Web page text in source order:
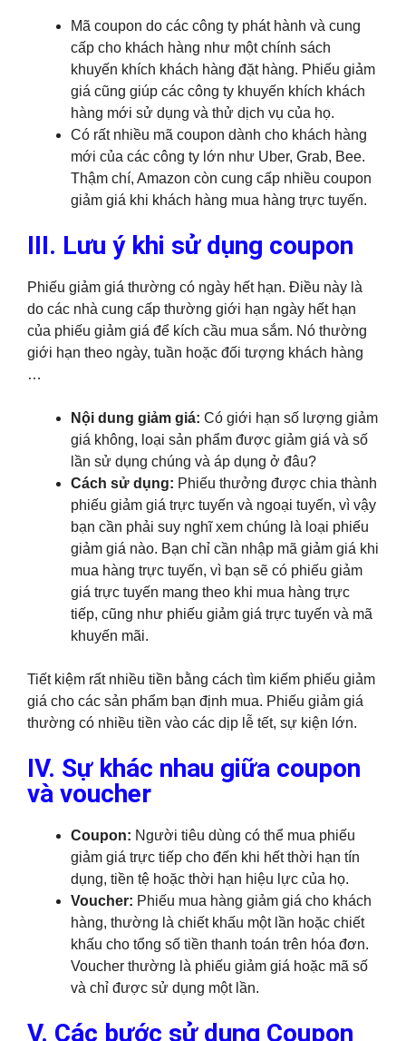
Mã coupon do các công ty phát hành và cung
cấp cho khách hàng như một chính sách
khuyến khích khách hàng đặt hàng. Phiếu giảm
giá cũng giúp các công ty khuyến khích khách
hàng mới sử dụng và thử dịch vụ của họ.
Có rất nhiều mã coupon dành cho khách hàng
mới của các công ty lớn như Uber, Grab, Bee.
Thậm chí, Amazon còn cung cấp nhiều coupon
giảm giá khi khách hàng mua hàng trực tuyến.
III. Lưu ý khi sử dụng coupon
Phiếu giảm giá thường có ngày hết hạn. Điều này là
do các nhà cung cấp thường giới hạn ngày hết hạn
của phiếu giảm giá để kích cầu mua sắm. Nó thường
giới hạn theo ngày, tuần hoặc đối tượng khách hàng
…
Nội dung giảm giá: Có giới hạn số lượng giảm
giá không, loại sản phẩm được giảm giá và số
lần sử dụng chúng và áp dụng ở đâu?
Cách sử dụng: Phiếu thưởng được chia thành
phiếu giảm giá trực tuyến và ngoại tuyến, vì vậy
bạn cần phải suy nghĩ xem chúng là loại phiếu
giảm giá nào. Bạn chỉ cần nhập mã giảm giá khi
mua hàng trực tuyến, vì bạn sẽ có phiếu giảm
giá trực tuyến mang theo khi mua hàng trực
tiếp, cũng như phiếu giảm giá trực tuyến và mã
khuyến mãi.
Tiết kiệm rất nhiều tiền bằng cách tìm kiếm phiếu giảm
giá cho các sản phẩm bạn định mua. Phiếu giảm giá
thường có nhiều tiền vào các dịp lễ tết, sự kiện lớn.
IV. Sự khác nhau giữa coupon
và voucher
Coupon: Người tiêu dùng có thể mua phiếu
giảm giá trực tiếp cho đến khi hết thời hạn tín
dụng, tiền tệ hoặc thời hạn hiệu lực của họ.
Voucher: Phiếu mua hàng giảm giá cho khách
hàng, thường là chiết khấu một lần hoặc chiết
khấu cho tổng số tiền thanh toán trên hóa đơn.
Voucher thường là phiếu giảm giá hoặc mã số
và chỉ được sử dụng một lần.
V. Các bước sử dụng Coupon